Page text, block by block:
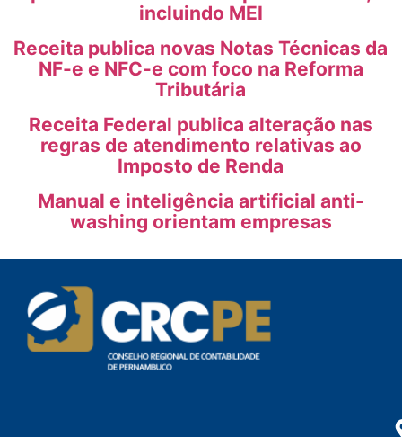
incluindo MEI
Receita publica novas Notas Técnicas da
NF-e e NFC-e com foco na Reforma
Tributária
Receita Federal publica alteração nas
regras de atendimento relativas ao
Imposto de Renda
Manual e inteligência artificial anti-
washing orientam empresas